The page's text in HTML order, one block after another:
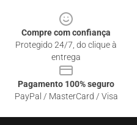
Compre com confiança
Protegido 24/7, do clique à
entrega
Pagamento 100% seguro
PayPal / MasterCard / Visa